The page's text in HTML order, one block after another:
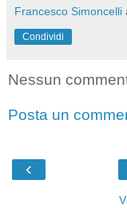
Francesco Simoncelli
Condividi
Nessun
Posta un
‹